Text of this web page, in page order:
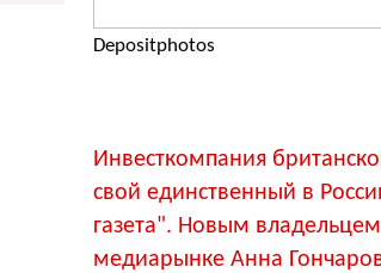
Depositphotos
Инвесткомпания
свой единственный в
газета". Новым
медиарынке Анна